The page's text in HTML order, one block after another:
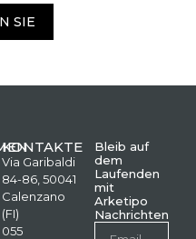
SIE
KONTAKTE
Via Garibaldi
84-86, 50041
Calenzano
(FI)
055
Bleib auf
dem
Laufenden
mit
Arketipo
Nachrichten